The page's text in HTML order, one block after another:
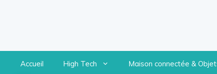
Accueil High Tech Maison connectée &